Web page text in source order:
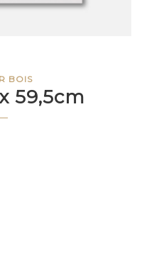
BOIS
59,5cm